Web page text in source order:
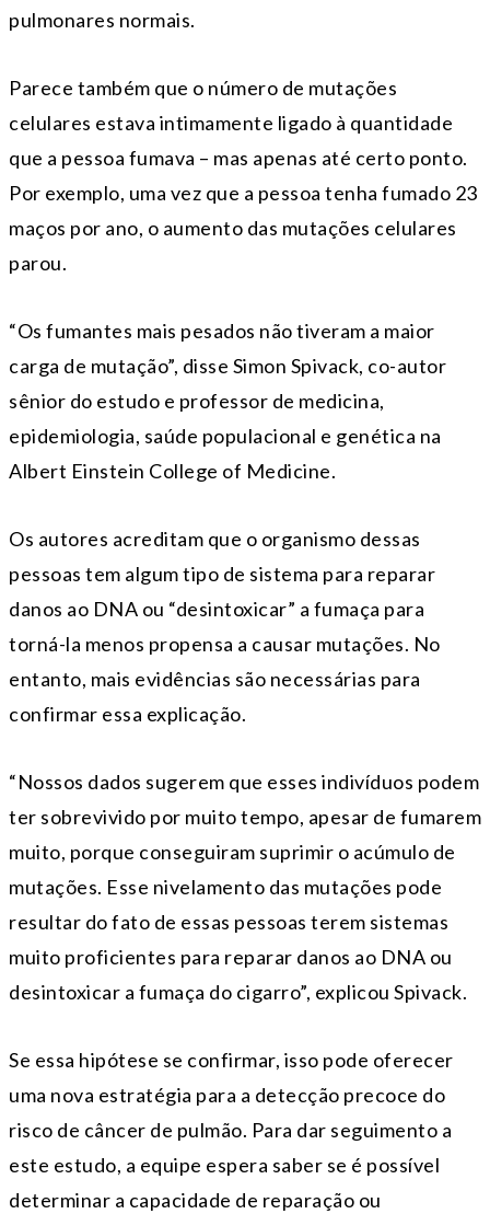
pulmonares normais.
Parece também que o número de mutações
celulares estava intimamente ligado à quantidade
que a pessoa fumava – mas apenas até certo ponto.
Por exemplo, uma vez que a pessoa tenha fumado 23
maços por ano, o aumento das mutações celulares
parou.
“Os fumantes mais pesados ​​não tiveram a maior
carga de mutação”, disse Simon Spivack, co-autor
sênior do estudo e professor de medicina,
epidemiologia, saúde populacional e genética na
Albert Einstein College of Medicine.
Os autores acreditam que o organismo dessas
pessoas tem algum tipo de sistema para reparar
danos ao DNA ou “desintoxicar” a fumaça para
torná-la menos propensa a causar mutações. No
entanto, mais evidências são necessárias para
confirmar essa explicação.
“Nossos dados sugerem que esses indivíduos podem
ter sobrevivido por muito tempo, apesar de fumarem
muito, porque conseguiram suprimir o acúmulo de
mutações. Esse nivelamento das mutações pode
resultar do fato de essas pessoas terem sistemas
muito proficientes para reparar danos ao DNA ou
desintoxicar a fumaça do cigarro”, explicou Spivack.
Se essa hipótese se confirmar, isso pode oferecer
uma nova estratégia para a detecção precoce do
risco de câncer de pulmão. Para dar seguimento a
este estudo, a equipe espera saber se é possível
determinar a capacidade de reparação ou